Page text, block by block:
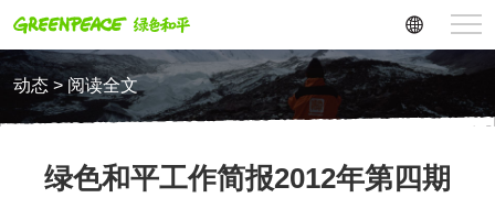
动态 > 阅读全文
绿色和平工作简报2012年第四期